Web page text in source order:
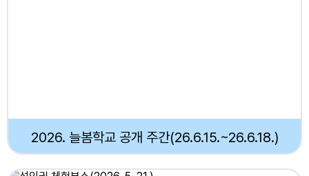
2026. 늘봄학교 공개 주간(26.6.15.~26.6.18.)